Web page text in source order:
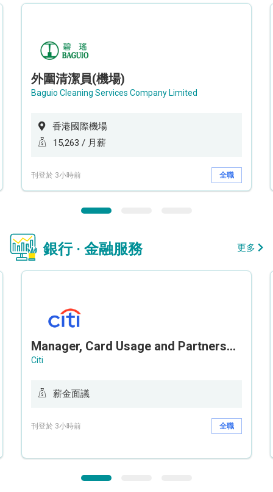
外圍清潔員(機場)
Baguio Cleaning Services Company Limited
香港國際機場
15,263 / 月薪
刊登於 3小時前 全職
銀行 · 金融服務 更多
Manager, Card Usage and Partnership
Citi
薪金面議
刊登於 3小時前 全職